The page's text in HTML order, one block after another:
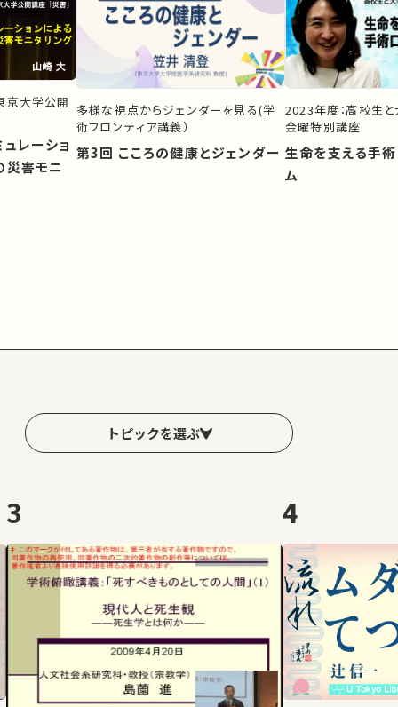
京大学公開
レーショ
災害モニ
多様な視点からジェンダーを見る(学
術フロンティア講義）
第3回 こころの健康とジェンダー
2023年度：高校生
金曜特別講座
生命を支える手
ム
トピックを選ぶ
3 4